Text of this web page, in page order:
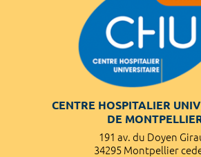
CENTRE HOSPITALIER
DE
191 av. du Doyen
34295 Montpellier